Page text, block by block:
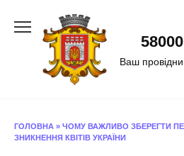
Ваш
ГОЛОВНА » ЧОМУ ВАЖЛИВО ЗБЕРЕГТИ
ЗНИКНЕННЯ КВІТІВ УКРАЇНИ